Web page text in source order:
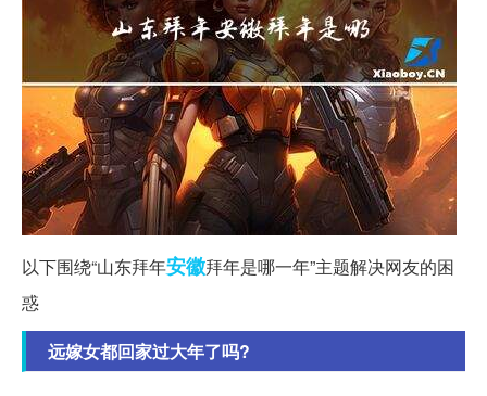
以下围绕“山东拜年安徽拜年是哪一年”主题解决网友的困
惑
远嫁女都回家过大年了吗?